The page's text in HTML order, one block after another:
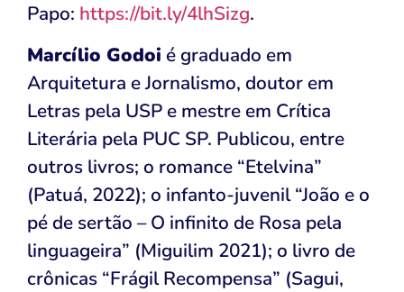
Papo: https://bit.ly/4lhSizg.
Marcílio Godoi é graduado em
Arquitetura e Jornalismo, doutor em
Letras pela USP e mestre em Crítica
Literária pela PUC SP. Publicou, entre
outros livros; o romance “Etelvina”
(Patuá, 2022); o infanto-juvenil “João e o
pé de sertão – O infinito de Rosa pela
linguageira” (Miguilim 2021); o livro de
crônicas “Frágil Recompensa” (Sagui,